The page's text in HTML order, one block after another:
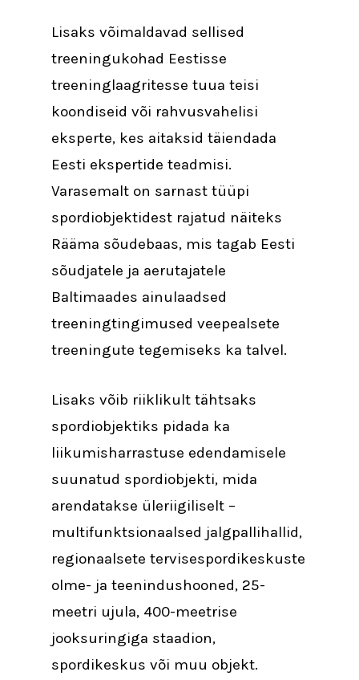
Lisaks võimaldavad sellised
treeningukohad Eestisse
treeninglaagritesse tuua teisi
koondiseid või rahvusvahelisi
eksperte, kes aitaksid täiendada
Eesti ekspertide teadmisi.
Varasemalt on sarnast tüüpi
spordiobjektidest rajatud näiteks
Rääma sõudebaas, mis tagab Eesti
sõudjatele ja aerutajatele
Baltimaades ainulaadsed
treeningtingimused veepealsete
treeningute tegemiseks ka talvel.
Lisaks võib riiklikult tähtsaks
spordiobjektiks pidada ka
liikumisharrastuse edendamisele
suunatud spordiobjekti, mida
arendatakse üleriigiliselt –
multifunktsionaalsed jalgpallihallid,
regionaalsete tervisespordikeskuste
olme- ja teenindushooned, 25-
meetri ujula, 400-meetrise
jooksuringiga staadion,
spordikeskus või muu objekt.